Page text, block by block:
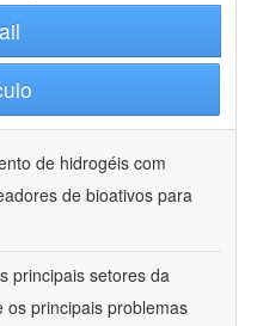
de hidrogéis com
de bioativos para
principais setores da
principais problemas